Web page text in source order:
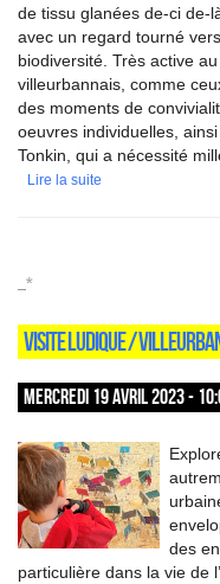
de tissu glanées de-ci de-
avec un regard tourné
biodiversité. Très active
villeurbannais, comme
des moments de
oeuvres individuelles,
Tonkin, qui a nécessité
Lire la suite
_*
VISITE LUDIQUE /
MERCREDI 19 AVRIL 2023 -
des
particulière dans la vie de